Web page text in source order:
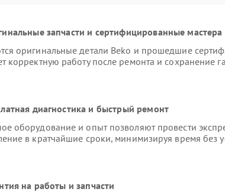
запчасти и сертифицированные мастера
оригинальные детали Beko и прошедшие
корректную работу после ремонта и сохранение
диагностика и быстрый ремонт
оборудование и опыт позволяют провести
в кратчайшие сроки, минимизируя время без
на работы и запчасти